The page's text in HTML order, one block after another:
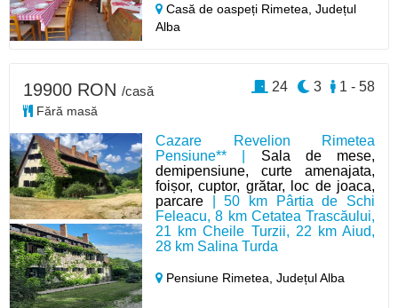
Casă de oaspeți Rimetea,Județul
Alba
Cazare Revelion Rimetea
Pensiune** | Sala de mese,
demipensiune, curte amenajata,
foișor, cuptor, grătar, loc de joaca,
parcare | 50 km Pârtia de Schi
Feleacu, 8 km Cetatea Trascăului,
21 km Cheile Turzii, 22 km Aiud,
28 km Salina Turda
Pensiune Rimetea,Județul Alba
19900 RON /casă
Fără masă
1 - 58
3
24